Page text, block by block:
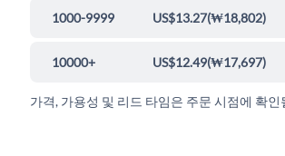
1000-9999 US$13.27(₩18,802)
10000+ US$12.49(₩17,697)
가격, 가용성 및 리드 타임은 주문 시점에 확인